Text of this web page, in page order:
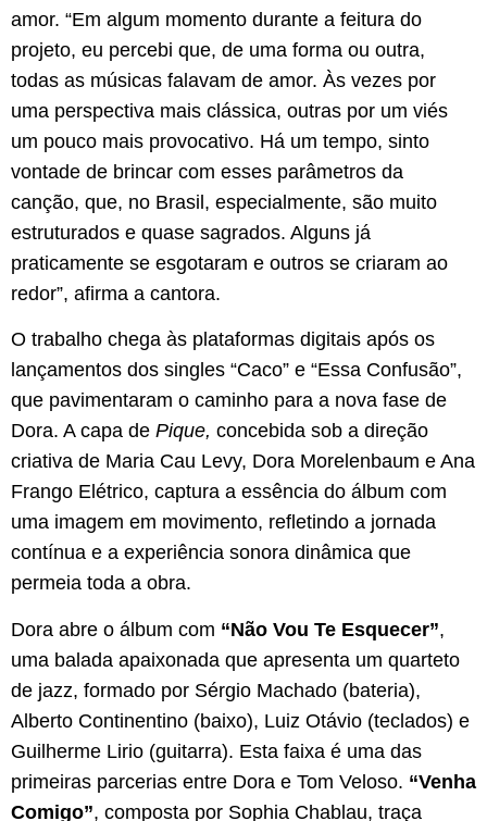
amor. “Em algum momento durante a feitura do
projeto, eu percebi que, de uma forma ou outra,
todas as músicas falavam de amor. Às vezes por
uma perspectiva mais clássica, outras por um viés
um pouco mais provocativo. Há um tempo, sinto
vontade de brincar com esses parâmetros da
canção, que, no Brasil, especialmente, são muito
estruturados e quase sagrados. Alguns já
praticamente se esgotaram e outros se criaram ao
redor”, afirma a cantora.
O trabalho chega às plataformas digitais após os
lançamentos dos singles “Caco” e “Essa Confusão”,
que pavimentaram o caminho para a nova fase de
Dora. A capa de Pique, concebida sob a direção
criativa de Maria Cau Levy, Dora Morelenbaum e Ana
Frango Elétrico, captura a essência do álbum com
uma imagem em movimento, refletindo a jornada
contínua e a experiência sonora dinâmica que
permeia toda a obra.
Dora abre o álbum com “Não Vou Te Esquecer”,
uma balada apaixonada que apresenta um quarteto
de jazz, formado por Sérgio Machado (bateria),
Alberto Continentino (baixo), Luiz Otávio (teclados) e
Guilherme Lirio (guitarra). Esta faixa é uma das
primeiras parcerias entre Dora e Tom Veloso. “Venha
Comigo”, composta por Sophia Chablau, traça